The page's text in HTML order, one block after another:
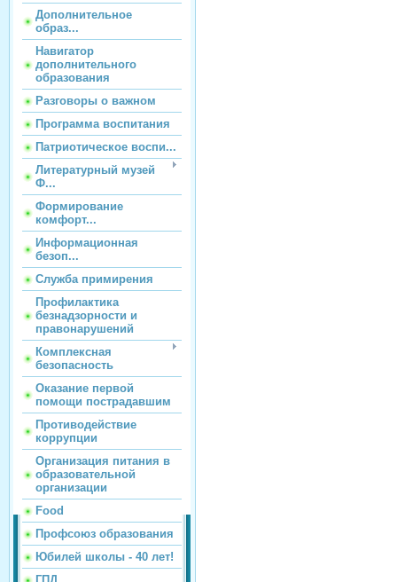
Дополнительное
образ...
Навигатор
дополнительного
образования
Разговоры о важном
Программа воспитания
Патриотическое воспи...
Литературный музей
Ф...
Формирование
комфорт...
Информационная
безоп...
Служба примирения
Профилактика
безнадзорности и
правонарушений
Комплексная
безопасность
Оказание первой
помощи пострадавшим
Противодействие
коррупции
Организация питания в
образовательной
организации
Food
Профсоюз образования
Юбилей школы - 40 лет!